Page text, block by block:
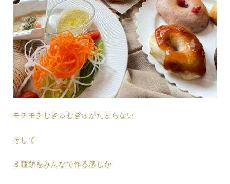
モチモチむぎゅむぎゅがたまらない
そして
８種類をみんなで作る感じが